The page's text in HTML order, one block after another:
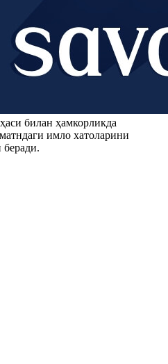
билан ҳамкорликда
имло хатоларини